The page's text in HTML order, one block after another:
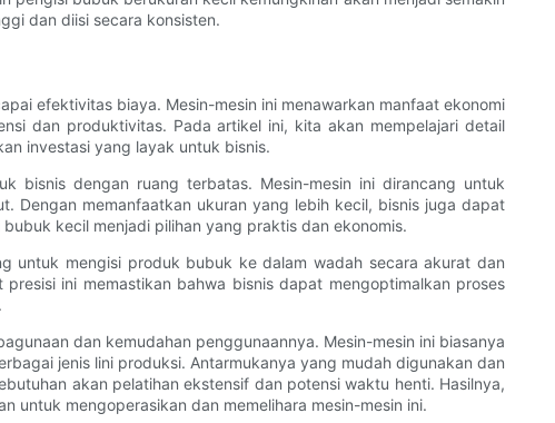
dan diisi secara konsisten.
efektivitas biaya. Mesin-mesin ini menawarkan manfaat ekonomi
dan produktivitas. Pada artikel ini, kita akan mempelajari detail
investasi yang layak untuk bisnis.
bisnis dengan ruang terbatas. Mesin-mesin ini dirancang untuk
Dengan memanfaatkan ukuran yang lebih kecil, bisnis juga dapat
kecil menjadi pilihan yang praktis dan ekonomis.
untuk mengisi produk bubuk ke dalam wadah secara akurat dan
ini memastikan bahwa bisnis dapat mengoptimalkan proses
dan kemudahan penggunaannya. Mesin-mesin ini biasanya
jenis lini produksi. Antarmukanya yang mudah digunakan dan
akan pelatihan ekstensif dan potensi waktu henti. Hasilnya,
untuk mengoperasikan dan memelihara mesin-mesin ini.